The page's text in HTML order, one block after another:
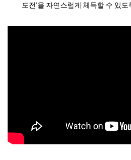
도전’을 자연스럽게 체득할 수 있